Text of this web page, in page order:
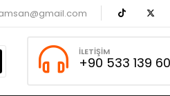
İLETIŞIM
+90 533 139